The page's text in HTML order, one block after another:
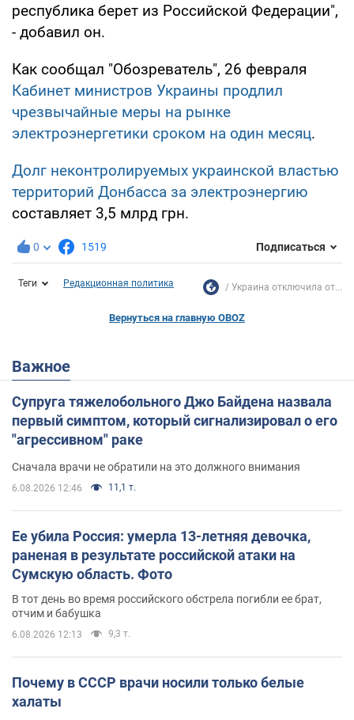
республика берет из Российской Федерации",
- добавил он.
Как сообщал "Обозреватель", 26 февраля
Кабинет министров Украины продлил
чрезвычайные меры на рынке
электроэнергетики сроком на один месяц.
Долг неконтролируемых украинской властью
территорий Донбасса за электроэнергию
составляет 3,5 млрд грн.
0 1519 Подписаться
Теги Редакционная политика Украина отключила от...
Вернуться на главную OBOZ
Важное
Супруга тяжелобольного Джо Байдена назвала
первый симптом, который сигнализировал о его
"агрессивном" раке
Сначала врачи не обратили на это должного внимания
6.08.2026 12:46 11,1 т.
Ее убила Россия: умерла 13-летняя девочка,
раненая в результате российской атаки на
Сумскую область. Фото
В тот день во время российского обстрела погибли ее брат,
отчим и бабушка
6.08.2026 12:13 9,3 т.
Почему в СССР врачи носили только белые
халаты